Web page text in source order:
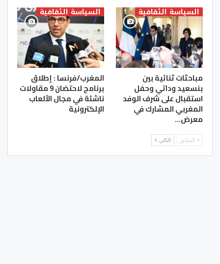
السياسة الثقافية
مباحثات ثنائية بين
بنسعيد وداتي وحفل
استقبال على شرف الوفد
المغربي المشارك في
معرض…
السياسة الثقافية
المغرب/فرنسا : إطلاق
برنامج لاحتضان 9 مقاولات
ناشئة في مجال الألعاب
الإلكترونية
السابق التالي